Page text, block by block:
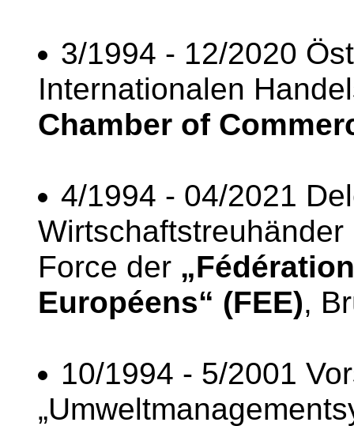
3/1994 - 12/2020
Internationalen
Chamber of
4/1994 - 04/2021
Force der
Européens“ (FEE),
10/1994 - 5/2001